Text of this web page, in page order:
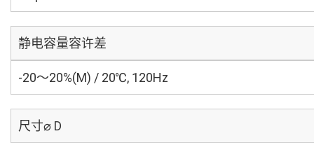
静电容量容许差
-20～20%(M) / 20℃, 120Hz
尺寸⌀ D